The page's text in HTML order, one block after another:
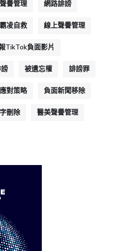
譽管理 網路誹謗
凌自救 線上聲譽管理
TikTok負面影片
被遺忘權 誹謗罪
對策略 負面新聞移除
刪除 醫美聲譽管理